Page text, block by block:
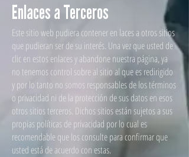
Enlaces a Terceros
Este sitio web pudiera contener en laces a otros sitios
que pudieran ser de su interés. Una vez que usted de
clic en estos enlaces y abandone nuestra página, ya
no tenemos control sobre al sitio al que es redirigido
y por lo tanto no somos responsables de los términos
o privacidad ni de la protección de sus datos en esos
otros sitios terceros. Dichos sitios están sujetos a sus
propias políticas de privacidad por lo cual es
recomendable que los consulte para confirmar que
usted está de acuerdo con estas.